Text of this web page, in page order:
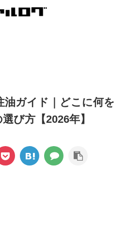
油ガイド｜どこに何を
び方【2026年】